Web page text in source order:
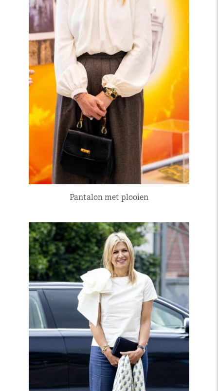
Pantalon met plooien